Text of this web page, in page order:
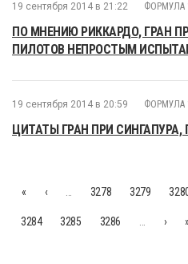
19 сентября 2014 в 21:22 ФОРМУЛА
ПО МНЕНИЮ РИККАРДО, ГРАН
ПИЛОТОВ НЕПРОСТЫМ
19 сентября 2014 в 20:59 ФОРМУЛА
ЦИТАТЫ ГРАН ПРИ СИНГАПУРА,
« ‹ 3278 3279
3284 3285 3286 ›